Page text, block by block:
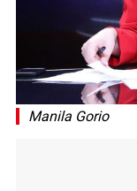
Manila Gorio